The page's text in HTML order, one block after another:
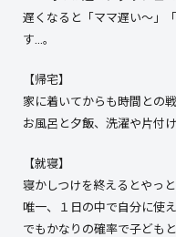
遅くなると「ママ遅い～」
す…。
【帰宅】
家に着いてからも時間との
お風呂と夕飯、洗濯や片付
【就寝】
寝かしつけを終えるとやっと
唯一、１日の中で自分に使え
でもかなりの確率で子ども